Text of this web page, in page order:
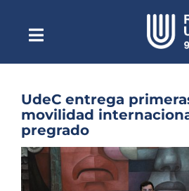
contenidoToggle
NavigationEscuchar Radio
Quiénes
Podcast
Noticias
UdeC entrega
movilidad
pregrado
Ver
imagen